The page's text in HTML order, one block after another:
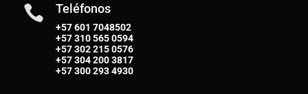
 Teléfonos
+57 601 7048502
+57310 565 0594
+57302 215 0576
+57304 200 3817
+57300 293 4930